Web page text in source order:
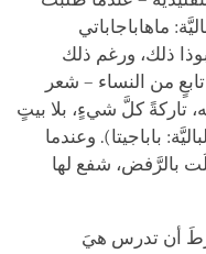
ماهاباجاباتي
ذلك، ورغم ذلك
من النساء – شعر
تاركةً كلَّ شيءٍ، بلا بيتٍ
باباجيتا). وعندما
بالرَّفض، شفع لها
أن تدرس هيَ